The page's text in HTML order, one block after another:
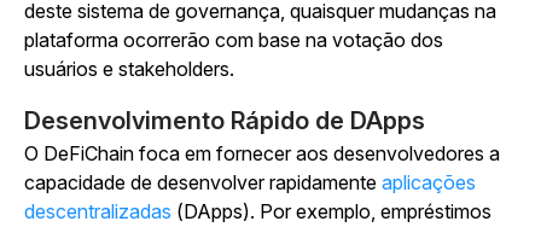
deste sistema de governança, quaisquer mudanças na
plataforma ocorrerão com base na votação dos
usuários e stakeholders.
Desenvolvimento Rápido de DApps
O DeFiChain foca em fornecer aos desenvolvedores a
capacidade de desenvolver rapidamente aplicações
descentralizadas (DApps). Por exemplo, empréstimos